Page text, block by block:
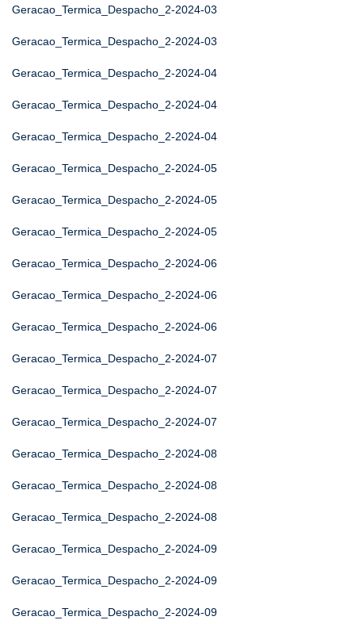
Geracao_Termica_Despacho_2-2024-03
Geracao_Termica_Despacho_2-2024-03
Geracao_Termica_Despacho_2-2024-04
Geracao_Termica_Despacho_2-2024-04
Geracao_Termica_Despacho_2-2024-04
Geracao_Termica_Despacho_2-2024-05
Geracao_Termica_Despacho_2-2024-05
Geracao_Termica_Despacho_2-2024-05
Geracao_Termica_Despacho_2-2024-06
Geracao_Termica_Despacho_2-2024-06
Geracao_Termica_Despacho_2-2024-06
Geracao_Termica_Despacho_2-2024-07
Geracao_Termica_Despacho_2-2024-07
Geracao_Termica_Despacho_2-2024-07
Geracao_Termica_Despacho_2-2024-08
Geracao_Termica_Despacho_2-2024-08
Geracao_Termica_Despacho_2-2024-08
Geracao_Termica_Despacho_2-2024-09
Geracao_Termica_Despacho_2-2024-09
Geracao_Termica_Despacho_2-2024-09